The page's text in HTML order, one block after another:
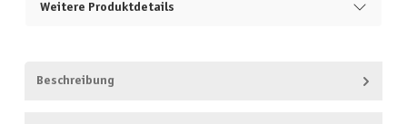
Weitere Produktdetails
Beschreibung